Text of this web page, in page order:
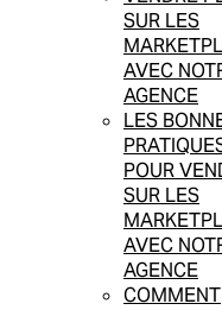
SUR LES
AVEC
AGENCE
LES
POUR
SUR LES
AVEC
AGENCE
COMMENT